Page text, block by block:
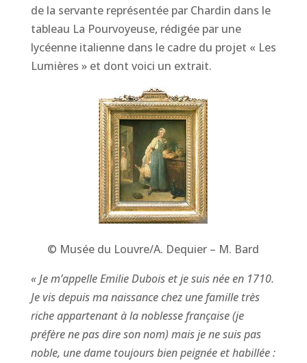
de la servante représentée par Chardin dans le
tableau La Pourvoyeuse, rédigée par une
lycéenne italienne dans le cadre du projet « Les
Lumières » et dont voici un extrait.
© Musée du Louvre/A. Dequier – M. Bard
« Je m’appelle Emilie Dubois et je suis née en 1710.
Je vis depuis ma naissance chez une famille très
riche appartenant à la noblesse française (je
préfère ne pas dire son nom) mais je ne suis pas
noble, une dame toujours bien peignée et habillée :